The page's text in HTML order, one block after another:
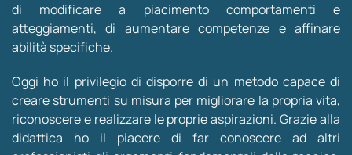
di modificare a piacimento comportamenti e
atteggiamenti, di aumentare competenze e affinare
abilità specifiche.
Oggi ho il privilegio di disporre di un metodo capace di
creare strumenti su misura per migliorare la propria vita,
riconoscere e realizzare le proprie aspirazioni. Grazie alla
didattica ho il piacere di far conoscere ad altri